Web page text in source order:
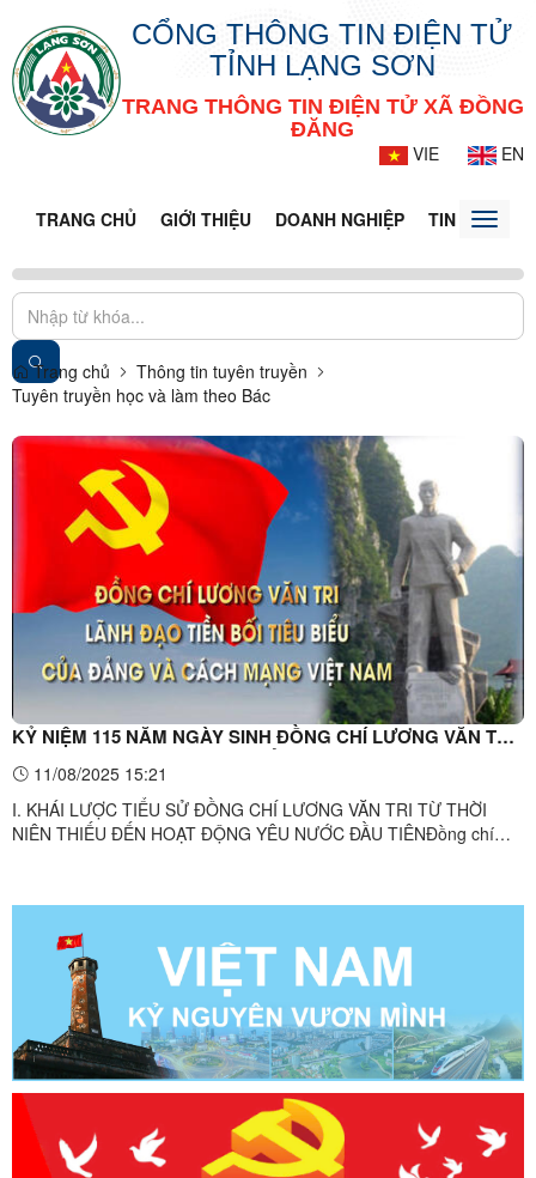
CỔNG THÔNG TIN ĐIỆN TỬ
TỈNH LẠNG SƠN
TRANG THÔNG TIN ĐIỆN TỬ XÃ ĐỒNG
ĐĂNG
VIE
EN
TRANG CHỦ GIỚI THIỆU DOANH NGHIỆP TIN TỨC -
Toggle
Trang chủ
Thông tin tuyên truyền
Tuyên truyền học và làm theo Bác
KỶ NIỆM 115 NĂM NGÀY SINH ĐỒNG CHÍ LƯƠNG VĂN TRI
- LÃNH ĐẠO TIỀN BỐI TIÊU BIỂU CỦA ĐẢNG VÀ CÁCH
MẠNG VIỆT NAM (17/8/1910 - 17/8/2025)
11/08/2025 15:21
I. KHÁI LƯỢC TIỂU SỬ ĐỒNG CHÍ LƯƠNG VĂN TRI TỪ THỜI
NIÊN THIẾU ĐẾN HOẠT ĐỘNG YÊU NƯỚC ĐẦU TIÊNĐồng chí
tổng Mỹ Liệt, châu Văn Uyên, tỉnh Lạng Sơn (nay là thôn Bản Hẻo,